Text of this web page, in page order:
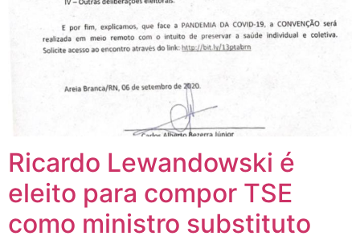
Ricardo Lewandowski é
eleito para compor TSE
como ministro substituto